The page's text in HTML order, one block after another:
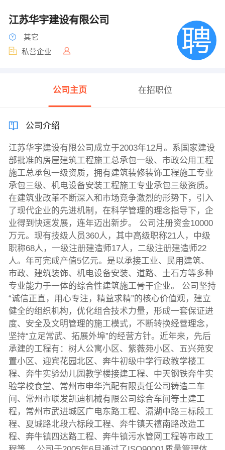
江苏华宇建设有限公司
其它
私营企业
公司主页 在招职位
公司介绍
江苏华宇建设有限公司成立于2003年12月。系国家建设
部批准的房屋建筑工程施工总承包一级、市政公用工程
施工总承包一级资质，拥有建筑装修装饰工程施工专业
承包三级、机电设备安装工程施工专业承包三级资质。
在建筑业改革不断深入和市场竞争激烈的形势下，引入
了现代企业的先进机制，在科学管理的理念指导下，企
业得到快速发展，连年迈出新步。 公司注册资金10000
万元。现有技级人员360人，其中高级职称21人，中级
职称68人，一级注册建造师17人，二级注册建造师22
人。年可完成产值5亿元。是以承接工业、民用建筑、
市政、建筑装饰、机电设备安装、道路、土石方等多种
专业能力于一体的综合性建筑施工骨干企业。 公司坚持
“诚信正直，用心专注，精益求精”的核心价值观，建立
健全的组织机构，优化组合技术力量，形成一套保证进
度、安全及文明管理的施工模式，不断转换经营理念，
坚持“立足常武、拓展外埠”的经营方针。近年来，先后
承建的工程有：树人公寓小区、紫薇苑小区、五兴苑安
置小区、迎宾花园北区、奔牛初级中学行政教学楼工
程、奔牛实验幼儿园教学楼接建工程、中天钢铁奔牛实
验学校食堂、常州市申华汽配有限责任公司铸造二车
间、常州市联发凯迪机械有限公司综合车间等土建工
程，常州市武进城区广电东路工程、滆湖中路三标段工
程、夏城路北段六标段工程、奔牛镇天禧南路改造工
程、奔牛镇四达路工程、奔牛镇污水管网工程等市政工